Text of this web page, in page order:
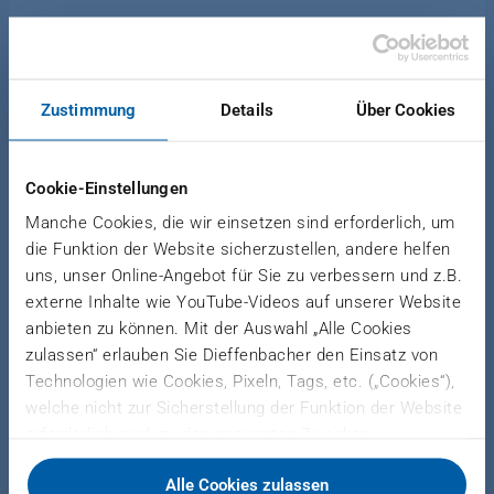
Zustimmung Details Über Cookies
Cookie-Einstellungen
Manche Cookies, die wir einsetzen sind erforderlich, um
die Funktion der Website sicherzustellen, andere helfen
uns, unser Online-Angebot für Sie zu verbessern und z.B.
externe Inhalte wie YouTube-Videos auf unserer Website
anbieten zu können. Mit der Auswahl „Alle Cookies
zulassen“ erlauben Sie Dieffenbacher den Einsatz von
Technologien wie Cookies, Pixeln, Tags, etc. („Cookies“),
welche nicht zur Sicherstellung der Funktion der Website
Dieffenbacher arbeitet hierfür mit Drittanbietern
zusammen und teilt Daten zu Ihrer Nutzung unserer
Alle Cookies zulassen
dryer and pneumatically conveyed through the
dryer duct and dried to the required moisture
fibers from the gas stream. Fibers are discharged
via airlocks. A portion of the exhaust gases can be
reused in dryer installations with recirculation air
operation.
APPLICATION